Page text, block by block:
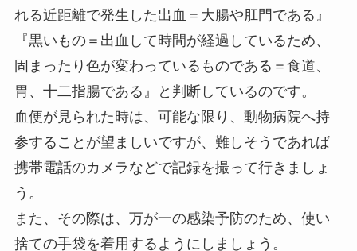
れる近距離で発生した出血＝大腸や肛門である』
『黒いもの＝出血して時間が経過しているため、
固まったり色が変わっているものである＝食道、
胃、十二指腸である』と判断しているのです。
血便が見られた時は、可能な限り、動物病院へ持
参することが望ましいですが、難しそうであれば
携帯電話のカメラなどで記録を撮って行きましょ
う。
また、その際は、万が一の感染予防のため、使い
捨ての手袋を着用するようにしましょう。